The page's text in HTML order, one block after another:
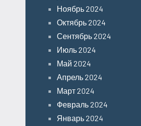
Ноябрь 2024
Октябрь 2024
Сентябрь 2024
Июль 2024
Май 2024
Апрель 2024
Март 2024
Февраль 2024
Январь 2024